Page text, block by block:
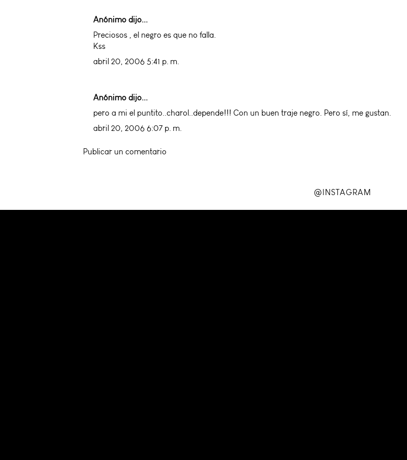
Anónimo dijo...
Preciosos , el negro es que no falla.
Kss
abril 20, 2006 5:41 p. m.
Anónimo dijo...
pero a mi el puntito..charol..depende!!! Con un buen traje negro. Pero sí, me gustan.
abril 20, 2006 6:07 p. m.
Publicar un comentario
@INSTAGRAM